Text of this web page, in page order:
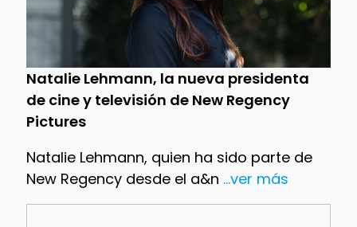
Natalie Lehmann, la nueva presidenta
de cine y televisión de New Regency
Pictures
Natalie Lehmann, quien ha sido parte de
New Regency desde el a&n ...ver más